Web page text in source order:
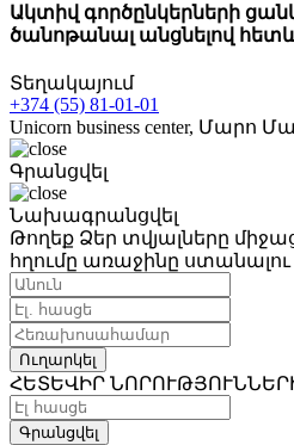
Ակտիվ գործընկերների
ծանոթանալ անցնելով
Տեղակայում
+374 (55) 81-01-01
Unicorn business center, Մարո
Գրանցվել
Նախագրանցվել
Թողեք Ձեր տվյալները
հղումը առաջինը
Ուղարկել
ՀԵՏԵՎԻՐ
Գրանցվել